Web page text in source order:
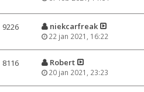
9226 niekcarfreak
22 jan 2021, 16:22
8116 Robert
20 jan 2021, 23:23